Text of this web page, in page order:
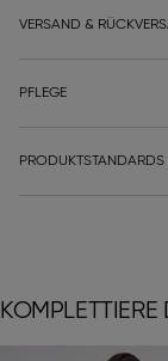
VERSAND &
PFLEGE
PRODUKTSTANDARDS
KOMPLETTIERE